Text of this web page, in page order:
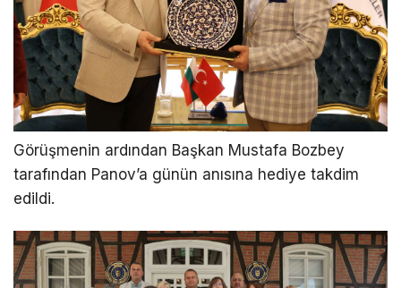
Görüşmenin ardından Başkan Mustafa Bozbey
tarafından Panov’a günün anısına hediye takdim
edildi.